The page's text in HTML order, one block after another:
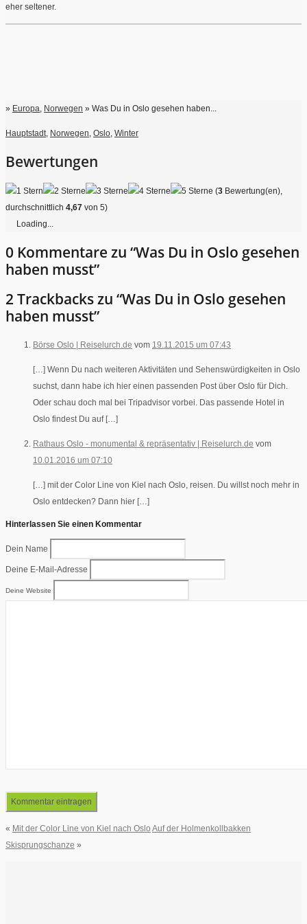
eher seltener.
» Europa, Norwegen » Was Du in Oslo gesehen haben...
Hauptstadt, Norwegen, Oslo, Winter
Bewertungen
(3 Bewertung(en),
durchschnittlich 4,67 von 5)
Loading...
0 Kommentare zu “Was Du in Oslo gesehen
haben musst”
2 Trackbacks zu “Was Du in Oslo gesehen
haben musst”
Börse Oslo | Reiselurch.de vom 19.11.2015 um 07:43
[…] Wenn Du nach weiteren Aktivitäten und Sehenswürdigkeiten in Oslo
suchst, dann habe ich hier einen passenden Post über Oslo für Dich.
Oder schau doch mal bei Tripadvisor vorbei. Das passende Hotel in
Oslo findest Du auf […]
Rathaus Oslo - monumental & repräsentativ | Reiselurch.de vom
10.01.2016 um 07:10
[…] mit der Color Line von Kiel nach Oslo, reisen. Du willst noch mehr in
Oslo entdecken? Dann hier […]
Hinterlassen Sie einen Kommentar
Dein Name
Deine E-Mail-Adresse
Deine Website
« Mit der Color Line von Kiel nach Oslo Auf der Holmenkollbakken
Skisprungschanze »